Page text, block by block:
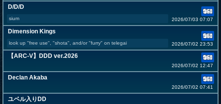
D/D/D
sium 2026/07/03 07:07
Dimension Kings
look up "free use", "shota", and/or "furry" on telegai 2026/07/02 23:53
【ARC-V】DDD ver.2026
2026/07/02 12:47
Declan Akaba
2026/07/02 07:41
ユベル入りDD